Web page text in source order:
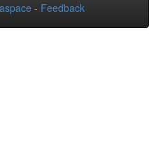
- Feedback